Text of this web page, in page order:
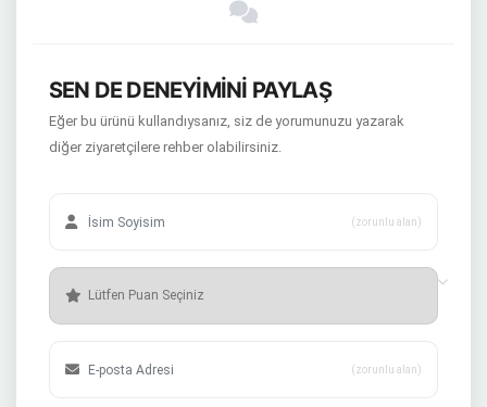
SEN DE DENEYİMİNİ PAYLAŞ
Eğer bu ürünü kullandıysanız, siz de yorumunuzu yazarak
diğer ziyaretçilere rehber olabilirsiniz.
(zorunlu alan)
(zorunlu alan)